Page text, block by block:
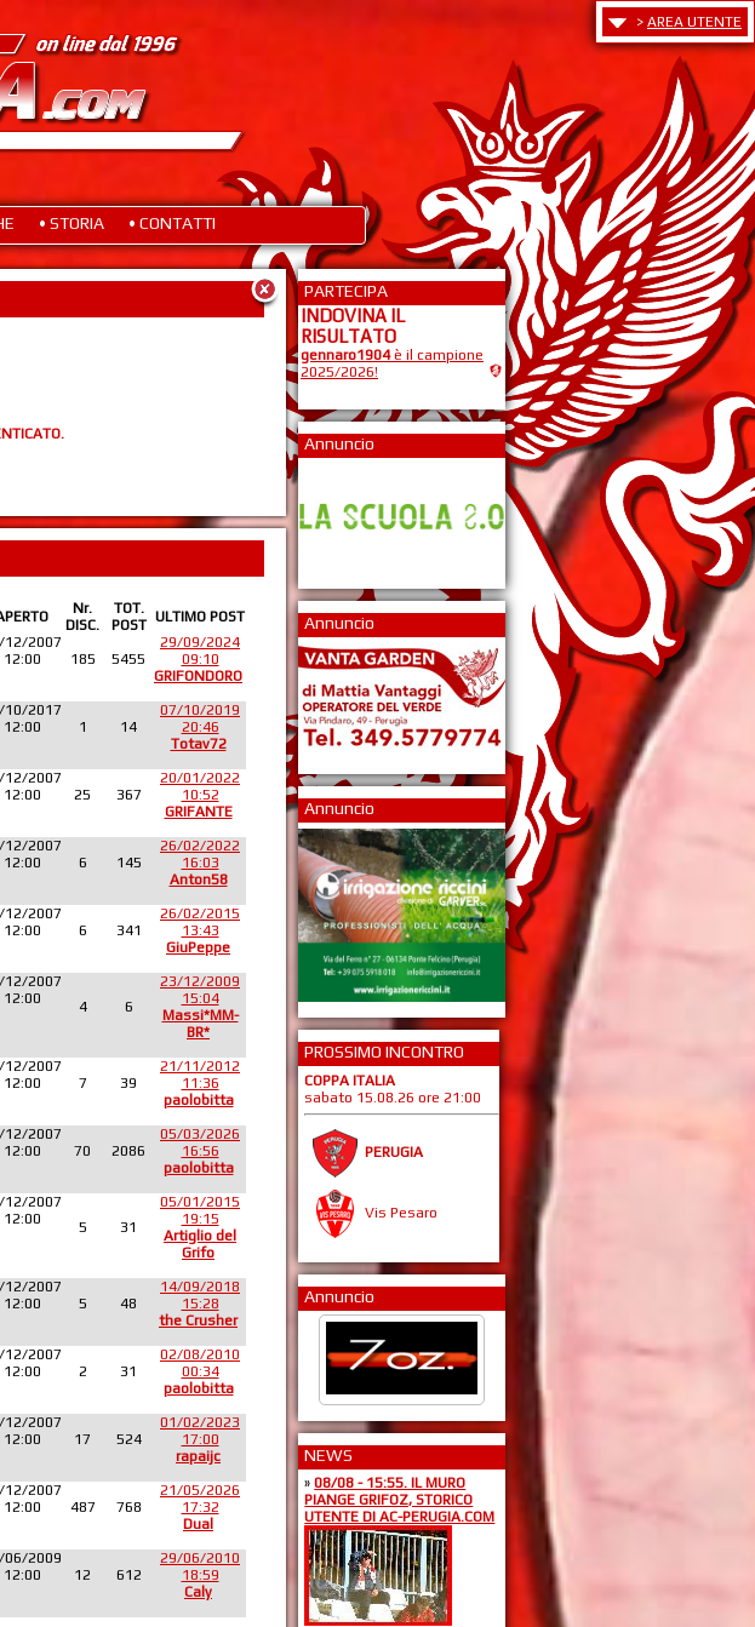
> AREA UTENTE
• STORIA • CONTATTI
Nr.
DISC.
TOT.
POST ULTIMO POST
12/2007
12:00
185 5455
29/09/2024
09:10
GRIFONDORO
10/2017
12:00
1 14
07/10/2019
20:46
Totav72
12/2007
12:00
25 367
20/01/2022
10:52
GRIFANTE
12/2007
12:00
6 145
26/02/2022
16:03
Anton58
12/2007
12:00
6 341
26/02/2015
13:43
GiuPeppe
12/2007
12:00
4 6
23/12/2009
15:04
Massi*MM-
BR*
12/2007
12:00
7 39
21/11/2012
11:36
paolobitta
12/2007
12:00
70 2086
05/03/2026
16:56
paolobitta
12/2007
12:00
5 31
05/01/2015
19:15
Artiglio del
Grifo
12/2007
12:00
5 48
14/09/2018
15:28
the Crusher
12/2007
12:00
2 31
02/08/2010
00:34
paolobitta
12/2007
12:00
17 524
01/02/2023
17:00
rapaijc
12/2007
12:00
487 768
21/05/2026
17:32
Dual
06/2009
12:00
12 612
29/06/2010
18:59
Caly
PARTECIPA
INDOVINA IL
RISULTATO
gennaro1904è il campione
2025/2026!
Annuncio
Annuncio
Annuncio
PROSSIMO INCONTRO
COPPA ITALIA
sabato 15.08.26 ore 21:00
PERUGIA
Vis Pesaro
Annuncio
NEWS
»08/08 - 15:55. IL MURO
PIANGE GRIFOZ, STORICO
UTENTE DI AC-PERUGIA.COM